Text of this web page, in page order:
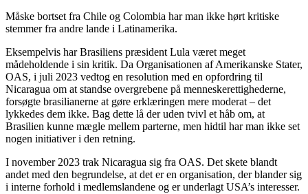
Måske bortset fra Chile og Colombia har man ikke hørt kritiske
stemmer fra andre lande i Latinamerika.
Eksempelvis har Brasiliens præsident Lula været meget
mådeholdende i sin kritik. Da Organisationen af Amerikanske Stater,
OAS, i juli 2023 vedtog en resolution med en opfordring til
Nicaragua om at standse overgrebene på menneskerettighederne,
forsøgte brasilianerne at gøre erklæringen mere moderat – det
lykkedes dem ikke. Bag dette lå der uden tvivl et håb om, at
Brasilien kunne mægle mellem parterne, men hidtil har man ikke set
nogen initiativer i den retning.
I november 2023 trak Nicaragua sig fra OAS. Det skete blandt
andet med den begrundelse, at det er en organisation, der blander sig
i interne forhold i medlemslandene og er underlagt USA’s interesser.